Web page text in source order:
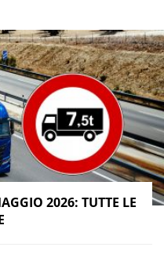
2026: TUTTE LE